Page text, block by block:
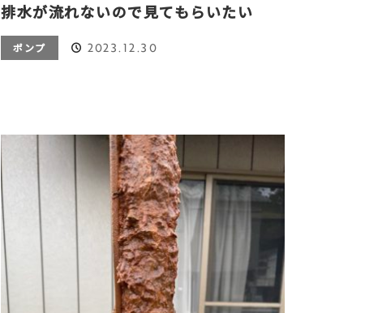
排水が流れないので見てもらいたい
ポンプ 2023.12.30